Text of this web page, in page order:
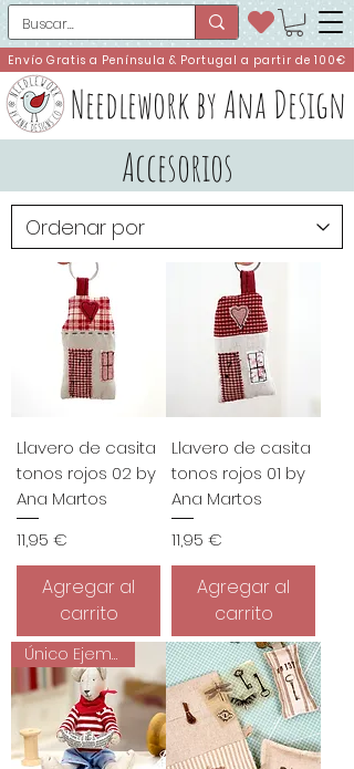
Needlework by Ana Design
Envío Gratis a Península & Portugal a partir de 100€
Accesorios
Llavero de casita
tonos rojos 02 by
Ana Martos
Precio
11,95 €
Agregar al
carrito
Llavero de casita
tonos rojos 01 by
Ana Martos
Precio
11,95 €
Agregar al
carrito
Único Ejemplar